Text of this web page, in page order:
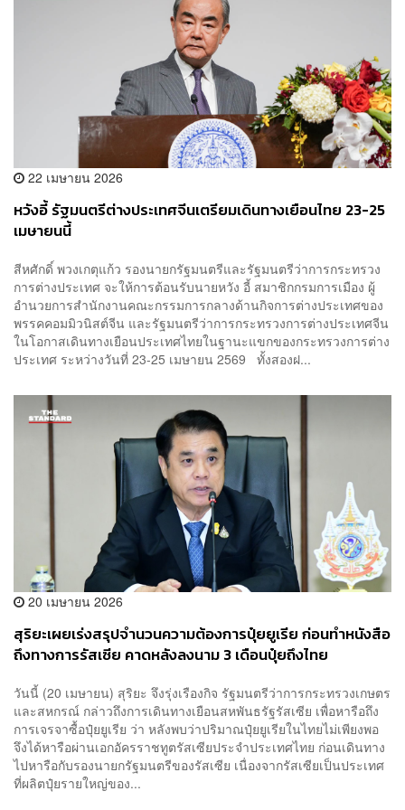
22 เมษายน 2026
หวังอี้ รัฐมนตรีต่างประเทศจีนเตรียมเดินทางเยือนไทย 23-25
เมษายนนี้
สีหศักดิ์ พวงเกตุแก้ว รองนายกรัฐมนตรีและรัฐมนตรีว่าการกระทรวง
การต่างประเทศ จะให้การต้อนรับนายหวัง อี้ สมาชิกกรมการเมือง ผู้
อำนวยการสำนักงานคณะกรรมการกลางด้านกิจการต่างประเทศของ
พรรคคอมมิวนิสต์จีน และรัฐมนตรีว่าการกระทรวงการต่างประเทศจีน
ในโอกาสเดินทางเยือนประเทศไทยในฐานะแขกของกระทรวงการต่าง
ประเทศ ระหว่างวันที่ 23-25 เมษายน 2569 ทั้งสองฝ...
20 เมษายน 2026
สุริยะเผยเร่งสรุปจำนวนความต้องการปุ๋ยยูเรีย​ ก่อนทำหนังสือ
ถึงทางการรัสเซีย คาดหลังลงนาม​ 3 เดือน​ปุ๋ยถึงไทย​
วันนี้ (20 เมษายน) สุริยะ​ จึง​รุ่งเรือง​กิจ​ รัฐมนตรีว่าการกระทรวงเกษตร
และสหกรณ์​ กล่าวถึงการเดินทางเยือนสหพันธรัฐรัสเซีย เพื่อหารือถึง
การเจรจาซื้อปุ๋ยยูเรีย​ ว่า​ หลังพบว่าปริมาณปุ๋ยยูเรียในไทยไม่เพียงพอ
จึงได้หารือผ่านเอกอัครราชทูตรัสเซียประจำประเทศไทย ก่อนเดินทาง
ไปหารือกับรองนายกรัฐมนตรีของรัสเซีย เนื่องจากรัสเซียเป็นประเทศ
ที่ผลิตปุ๋ยรายใหญ่ของ...